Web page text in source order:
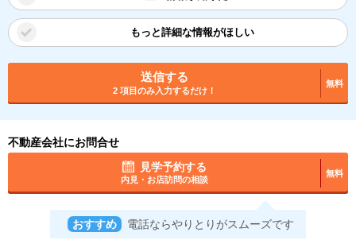
もっと詳細な情報がほしい
送信する
2 項目のみ入力するだけ！
無料
不動産会社にお問合せ
見学予約する
内見・お店訪問の相談
無料
おすすめ 電話ならやりとりがスムーズです